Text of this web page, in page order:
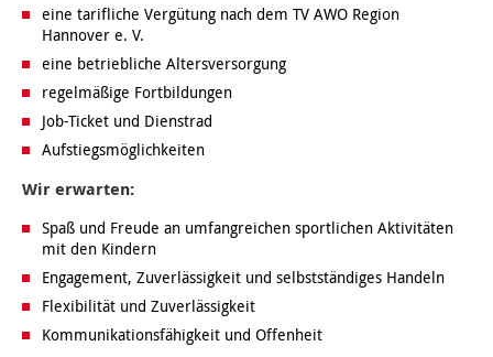
Kindertagesstätte Langes Feld “Deisterspatzen”
Kindertagesstätte Moorlilienweg /
Familienzentrum
Familienzentrum
Kindertagesstätte Pfarrlandplatz
Kindertagesstätte Rosenbergstraße
Krippe Schleswiger Straße
Kindertagesstätte Johannes-Lau-Hof
Kindertagesstätte Kapellenbrink /
Familienzentrum
“Mäuseburg” / Familienzentrum
Kindertagesstätte König-Ludwig-Straße
Kindertagesstätte Langes Feld “Deisterspatzen”
Kindertagesstätte Levester Straße
eine tarifliche Vergütung nach dem TV AWO Region
Hannover e. V.
eine betriebliche Altersversorgung
regelmäßige Fortbildungen
Job-Ticket und Dienstrad
Aufstiegsmöglichkeiten
Wir erwarten:
Spaß und Freude an umfangreichen sportlichen Aktivitäten
mit den Kindern
Engagement, Zuverlässigkeit und selbstständiges Handeln
Flexibilität und Zuverlässigkeit
Kommunikationsfähigkeit und Offenheit